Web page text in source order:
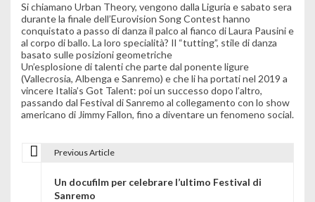
Si chiamano Urban Theory, vengono dalla Liguria e sabato sera
durante la finale dell’Eurovision Song Contest hanno
conquistato a passo di danza il palco al fianco di Laura Pausini e
al corpo di ballo. La loro specialità? Il “tutting”, stile di danza
basato sulle posizioni geometriche
Un’esplosione di talenti che parte dal ponente ligure
(Vallecrosia, Albenga e Sanremo) e che li ha portati nel 2019 a
vincere Italia’s Got Talent: poi un successo dopo l’altro,
passando dal Festival di Sanremo al collegamento con lo show
americano di Jimmy Fallon, fino a diventare un fenomeno social.
Previous Article
Un docufilm per celebrare l’ultimo Festival di
Sanremo